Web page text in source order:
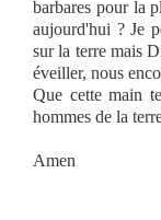
barbares pour la
aujourd'hui ? Je
sur la terre mais
éveiller, nous
Que cette main
hommes de la
Amen